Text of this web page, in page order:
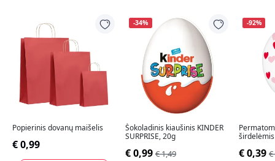
Popierinis dovanų maišelis
€ 0,99
-34%
Šokoladinis kiaušinis KINDER
SURPRISE, 20g
€ 0,99 € 1,49
-92%
€ 0,39 €